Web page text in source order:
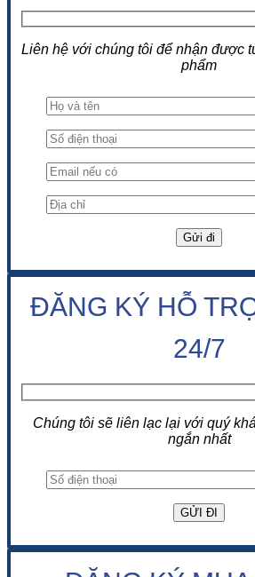
Liên hệ với chúng tôi để nhận được
phẩm
ĐĂNG KÝ HỖ
24/7
Chúng tôi sẽ liên lạc lại với quý
ngắn nhất